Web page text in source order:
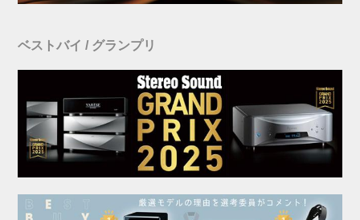
ベストバイ / グランプリ